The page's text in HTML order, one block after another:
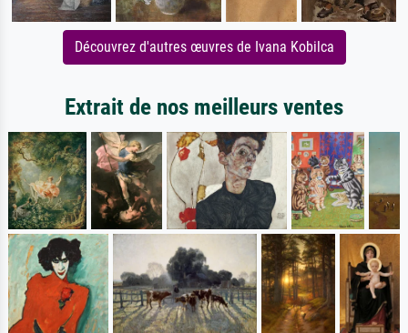
Découvrez d'autres œuvres de Ivana Kobilca
Extrait de nos meilleurs ventes